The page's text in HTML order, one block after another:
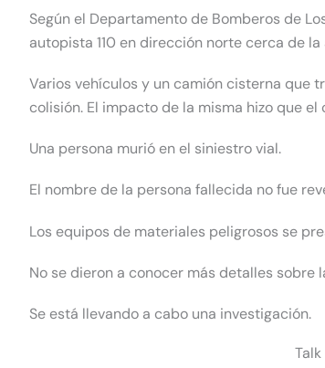
Según el Departamento de Bomberos de
autopista 110 en dirección norte cerca de
Varios vehículos y un camión cisterna que
colisión. El impacto de la misma hizo que
Una persona murió en el siniestro vial.
El nombre de la persona fallecida no fue
Los equipos de materiales peligrosos se
No se dieron a conocer más detalles sobre
Se está llevando a cabo una investigación.